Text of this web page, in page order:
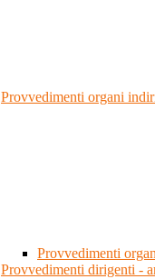
Provvedimenti organi
Provvedimenti
Provvedimenti dirigenti -